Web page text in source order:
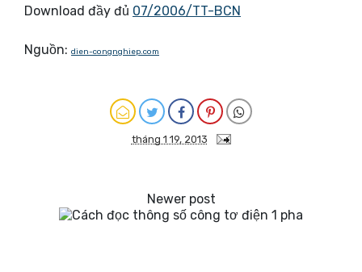
Download đầy đủ 07/2006/TT-BCN
Nguồn: dien-congnghiep.com
tháng 1 19, 2013